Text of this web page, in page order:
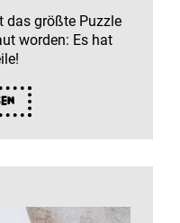
das größte Puzzle
worden: Es hat